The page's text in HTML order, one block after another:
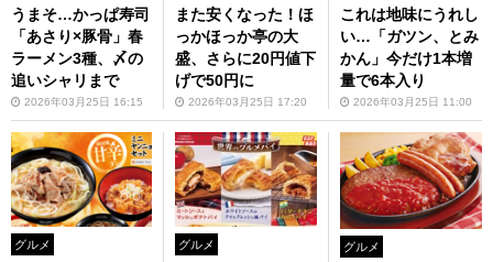
うまそ…かっぱ寿司
「あさり×豚骨」春
ラーメン3種、〆の
追いシャリまで
2026年03月25日 16:15
また安くなった！ほ
っかほっか亭の大
盛、さらに20円値下
げで50円に
2026年03月25日 17:20
これは地味にうれし
い…「ガツン、とみ
かん」今だけ1本増
量で6本入り
2026年03月25日 11:00
グルメ グルメ グルメ